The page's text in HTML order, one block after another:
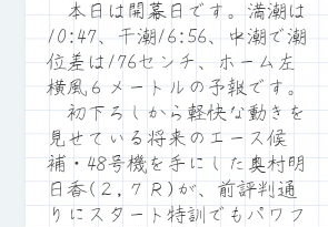
本日は開幕日です。満潮は
10:47、干潮16:56、中潮で潮
位差は176センチ、ホーム左
横風６メートルの予報です。
初下ろしから軽快な動きを
見せている将来のエース候
補・48号機を手にした奥村明
日香(２,７Ｒ)が、前評判通
りにスタート特訓でもパワフ